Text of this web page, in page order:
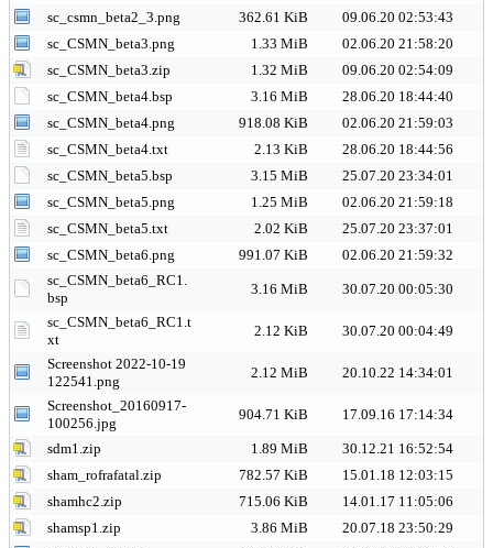
sc_csmn_beta2_3.png
362.61 KiB
09.06.20 02:53:43
sc_CSMN_beta3.png
1.33 MiB
02.06.20 21:58:20
sc_CSMN_beta3.zip
1.32 MiB
09.06.20 02:54:09
sc_CSMN_beta4.bsp
3.16 MiB
28.06.20 18:44:40
sc_CSMN_beta4.png
918.08 KiB
02.06.20 21:59:03
sc_CSMN_beta4.txt
2.13 KiB
28.06.20 18:44:56
sc_CSMN_beta5.bsp
3.15 MiB
25.07.20 23:34:01
sc_CSMN_beta5.png
1.25 MiB
02.06.20 21:59:18
sc_CSMN_beta5.txt
2.02 KiB
25.07.20 23:37:01
sc_CSMN_beta6.png
991.07 KiB
02.06.20 21:59:32
sc_CSMN_beta6_RC1.
bsp
3.16 MiB
30.07.20 00:05:30
sc_CSMN_beta6_RC1.t
xt
2.12 KiB
30.07.20 00:04:49
Screenshot 2022-10-19
122541.png
2.12 MiB
20.10.22 14:34:01
Screenshot_20160917-
100256.jpg
904.71 KiB 17.09.16 17:14:34
sdm1.zip 1.89 MiB
30.12.21 16:52:54
sham_rofrafatal.zip
782.57 KiB
15.01.18 12:03:15
shamhc2.zip
715.06 KiB
14.01.17 11:05:06
shamsp1.zip
3.86 MiB
20.07.18 23:50:29